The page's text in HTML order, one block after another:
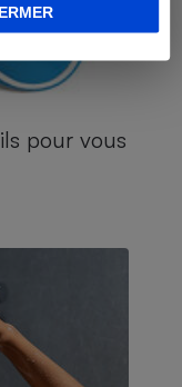
pour vous